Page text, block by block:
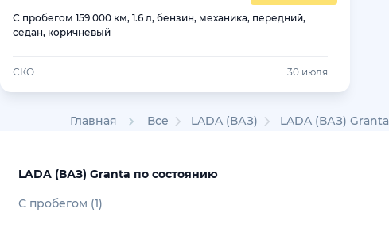
С пробегом 159 000 км, 1.6 л, бензин, механика, передний,
седан, коричневый
СКО 30 июля
Главная Все LADA (ВАЗ) LADA (ВАЗ) Granta
LADA (ВАЗ) Granta по состоянию
С пробегом (1)